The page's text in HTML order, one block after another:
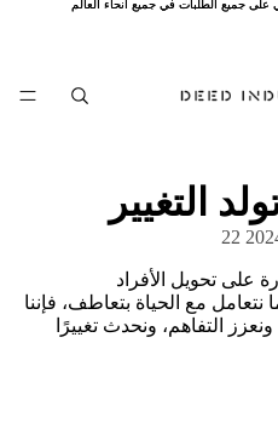
جميع الطلبات في جميع أنحاء العالم
جميع الطلبات في جميع أنحاء العالم
على تحويل الأفراد
مع الحياة بتعاطف، فإننا
التفاهم، ونحدث تغييرًا